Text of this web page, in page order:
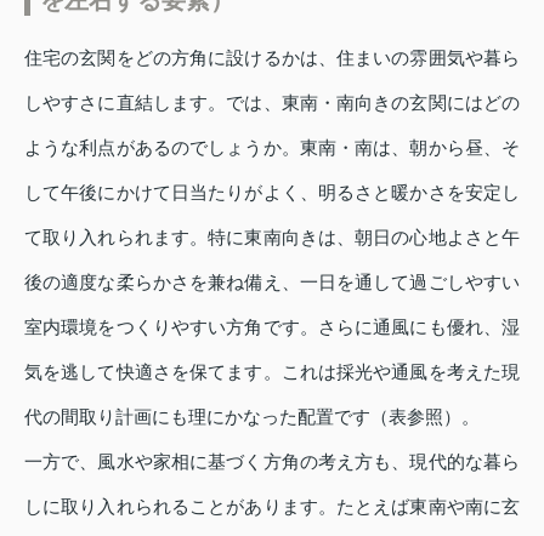
住宅の玄関をどの方角に設けるかは、住まいの雰囲気や暮ら
しやすさに直結します。では、東南・南向きの玄関にはどの
ような利点があるのでしょうか。東南・南は、朝から昼、そ
して午後にかけて日当たりがよく、明るさと暖かさを安定し
て取り入れられます。特に東南向きは、朝日の心地よさと午
後の適度な柔らかさを兼ね備え、一日を通して過ごしやすい
室内環境をつくりやすい方角です。さらに通風にも優れ、湿
気を逃して快適さを保てます。これは採光や通風を考えた現
代の間取り計画にも理にかなった配置です（表参照）。
一方で、風水や家相に基づく方角の考え方も、現代的な暮ら
しに取り入れられることがあります。たとえば東南や南に玄